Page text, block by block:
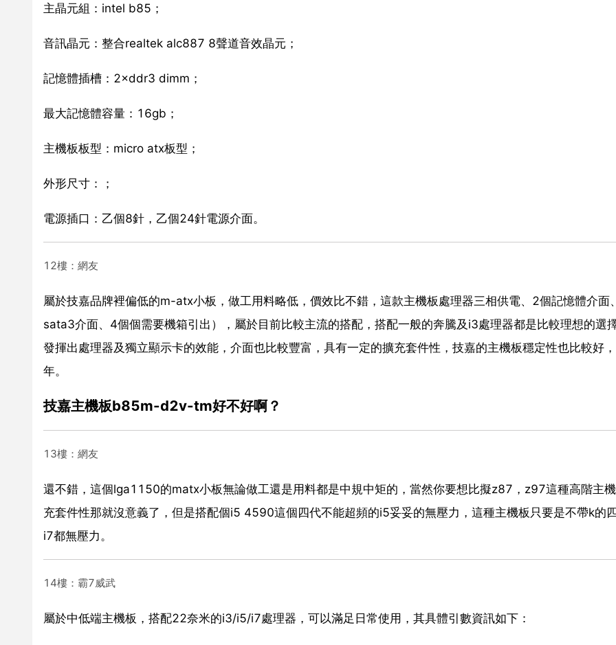
主晶元組：intel b85；
音訊晶元：整合realtek alc887 8聲道音效晶元；
記憶體插槽：2×ddr3 dimm；
最大記憶體容量：16gb；
主機板板型：micro atx板型；
外形尺寸：；
電源插口：乙個8針，乙個24針電源介面。
12樓：網友
屬於技嘉品牌裡偏低的m-atx小板，做工用料略低，價效比不錯，這款主機板處理器三相供電、2個記憶體介面
sata3介面、4個個需要機箱引出），屬於目前比較主流的搭配，搭配一般的奔騰及i3處理器都是比較理想的選
發揮出處理器及獨立顯示卡的效能，介面也比較豐富，具有一定的擴充套件性，技嘉的主機板穩定性也比較好
年。
技嘉主機板b85m-d2v-tm好不好啊？
13樓：網友
還不錯，這個lga1150的matx小板無論做工還是用料都是中規中矩的，當然你要想比擬z87，z97這種高階主
充套件性那就沒意義了，但是搭配個i5 4590這個四代不能超頻的i5妥妥的無壓力，這種主機板只要是不帶k的
i7都無壓力。
14樓：霸7威武
屬於中低端主機板，搭配22奈米的i3/i5/i7處理器，可以滿足日常使用，其具體引數資訊如下：